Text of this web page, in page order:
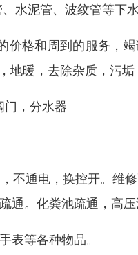
水泥管、波纹管等下
价格和周到的服务，
地暖，去除杂质，污
门，分水器
不通电，换控开。维
通。化粪池疏通，高
表等各种物品。